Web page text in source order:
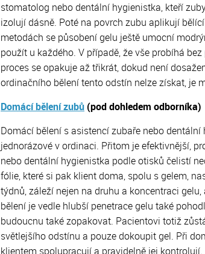
stomatolog nebo dentální hygienistka, kteří
izolují dásně. Poté na povrch zubu aplikují
metodách se působení gelu ještě umocní
použít u každého. V případě, že vše probíhá
proces se opakuje až třikrát, dokud není
ordinačního bělení tento odstín nelze získat, je
Domácí bělení zubů (pod dohledem odborníka)
Domácí bělení s asistencí zubaře nebo
jednorázové v ordinaci. Přitom je efektivnější,
nebo dentální hygienistka podle otisků čelistí
fólie, které si pak klient doma, spolu s gelem,
týdnů, záleží nejen na druhu a koncentraci
bělení je vedle hlubší penetrace gelu také
budoucnu také zopakovat. Pacientovi totiž
světlejšího odstínu a pouze dokoupit gel. Při
klientem spolupracují a pravidelně jej kontrolují.